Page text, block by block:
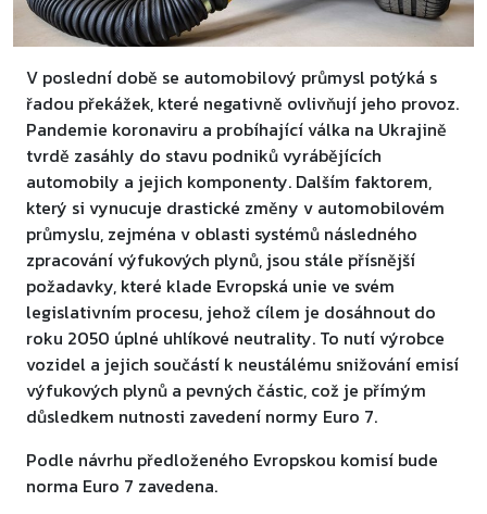
V poslední době se automobilový průmysl potýká s
řadou překážek, které negativně ovlivňují jeho provoz.
Pandemie koronaviru a probíhající válka na Ukrajině
tvrdě zasáhly do stavu podniků vyrábějících
automobily a jejich komponenty. Dalším faktorem,
který si vynucuje drastické změny v automobilovém
průmyslu, zejména v oblasti systémů následného
zpracování výfukových plynů, jsou stále přísnější
požadavky, které klade Evropská unie ve svém
legislativním procesu, jehož cílem je dosáhnout do
roku 2050 úplné uhlíkové neutrality. To nutí výrobce
vozidel a jejich součástí k neustálému snižování emisí
výfukových plynů a pevných částic, což je přímým
důsledkem nutnosti zavedení normy Euro 7.
Podle návrhu předloženého Evropskou komisí bude
norma Euro 7 zavedena.